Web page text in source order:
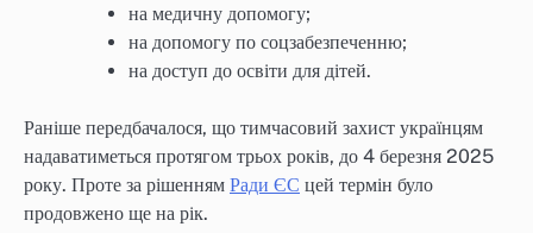
на медичну допомогу;
на допомогу по соцзабезпеченню;
на доступ до освіти для дітей.
Раніше передбачалося, що тимчасовий захист українцям
надаватиметься протягом трьох років, до 4 березня 2025
року. Проте за рішенням Ради ЄС цей термін було
продовжено ще на рік.